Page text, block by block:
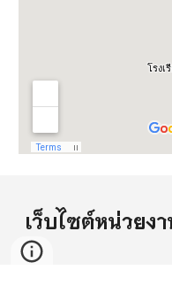
เว็บไซต์หน่วยง